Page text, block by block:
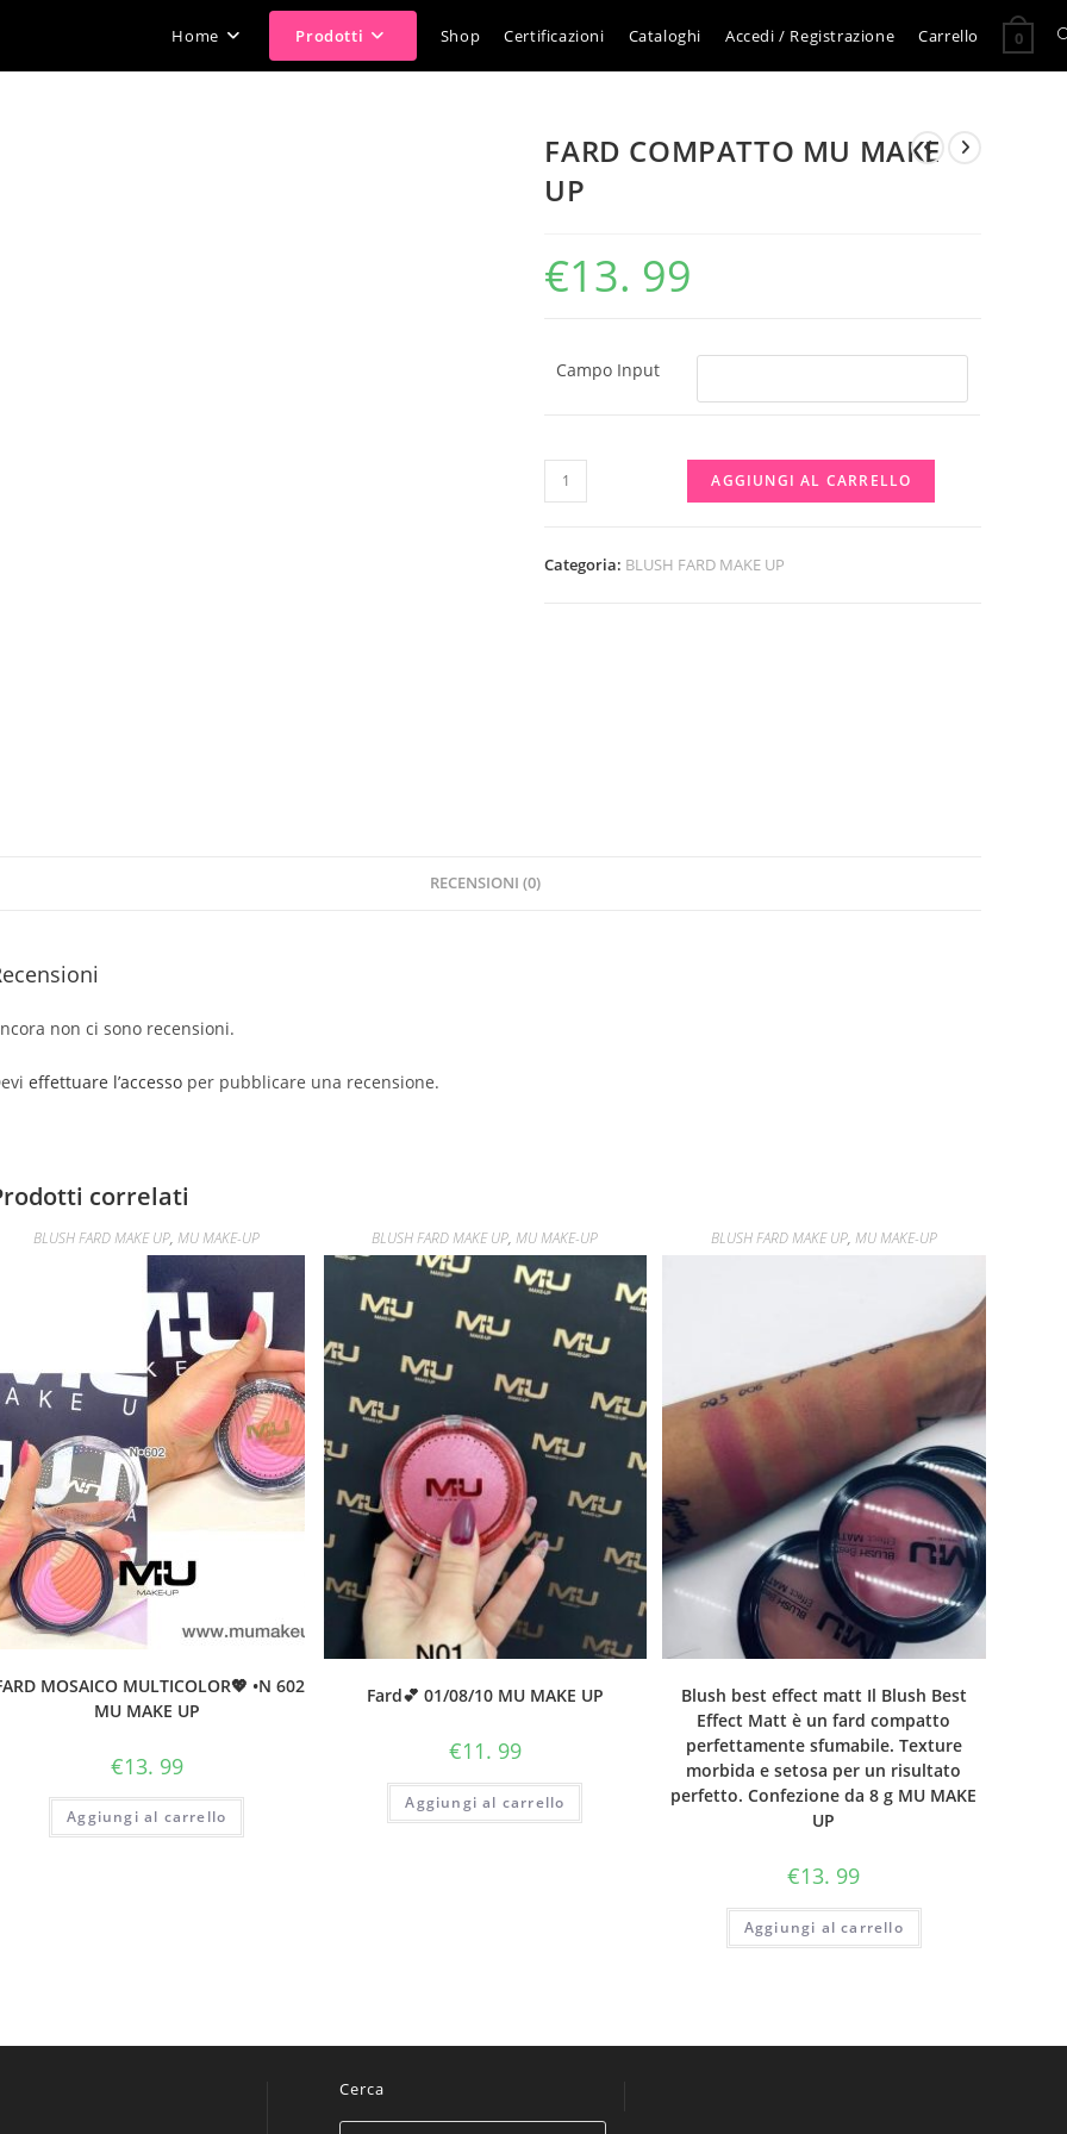
Home Prodotti Shop Certificazioni Cataloghi Accedi / Registrazione Carrello 0
FARD COMPATTO MU MAKE
UP
€13. 99
Campo Input
FARD
COMPATTO
MAKE
AGGIUNGI AL CARRELLO
Categoria: BLUSH FARD MAKE UP
RECENSIONI (0)
non ci sono recensioni.
effettuare l’accesso per pubblicare una recensione.
correlati
BLUSH FARD MAKE UP,MU MAKE-UP
MOSAICO MULTICOLOR💖 •N 602
MU MAKE UP
€13. 99
Aggiungi al carrello
BLUSH FARD MAKE UP,MU MAKE-UP
Fard💕 01/08/10 MU MAKE UP
€11. 99
Aggiungi al carrello
BLUSH FARD MAKE UP, MU MAKE-UP
Blush best effect matt Il Blush Best
Effect Matt è un fard compatto
perfettamente sfumabile. Texture
morbida e setosa per un risultato
perfetto. Confezione da 8 g MU MAKE
UP
€13. 99
Aggiungi al carrello
Cerca